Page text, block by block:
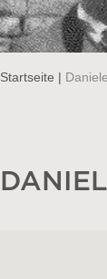
Startseite |